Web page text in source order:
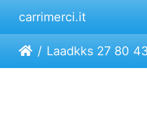
carrimerci.it
Laadkks 27 80 4348 129-2